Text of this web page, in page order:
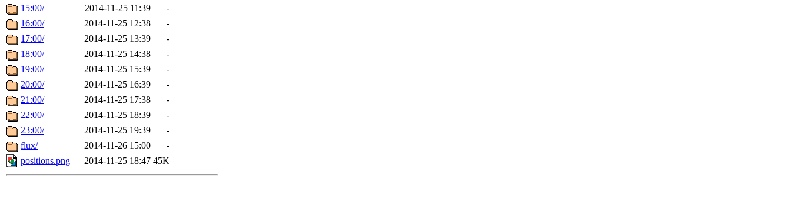
15:00/
2014-11-25 11:39
-
16:00/
2014-11-25 12:38
-
17:00/
2014-11-25 13:39
-
18:00/
2014-11-25 14:38
-
19:00/
2014-11-25 15:39
-
20:00/
2014-11-25 16:39
-
21:00/
2014-11-25 17:38
-
22:00/
2014-11-25 18:39
-
23:00/
2014-11-25 19:39
-
flux/
2014-11-26 15:00
-
positions.png
2014-11-25 18:47 45K